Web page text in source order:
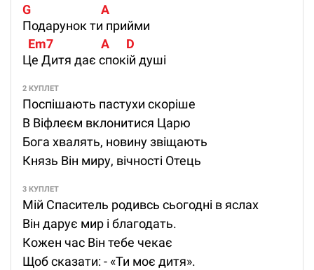
G                         A
Подарунок ти прийми
  Em7                 A      D
Це Дитя дає спокій душі
2 КУПЛЕТ
Поспішають пастухи скоріше
В Віфлеєм вклонитися Царю
Бога хвалять, новину звіщають
Князь Він миру, вічності Отець
3 КУПЛЕТ
Мій Спаситель родивсь сьогодні в яслах
Він дарує мир і благодать.
Кожен час Він тебе чекає
Щоб сказати: - «Ти моє дитя».